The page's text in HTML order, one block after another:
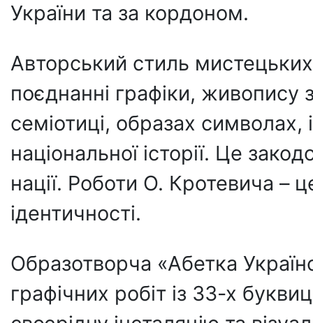
України та за кордоном.
Авторський стиль
поєднанні графіки, живопису
семіотиці, образах символах,
національної історії. Це
нації. Роботи О. Кротевича –
ідентичності.
Образотворча «Абетка
графічних робіт із 33-х